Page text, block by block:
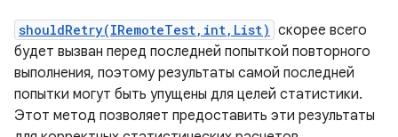
shouldRetry(IRemoteTest,int,List) скорее всего
будет вызван перед последней попыткой повторного
выполнения, поэтому результаты самой последней
попытки могут быть упущены для целей статистики.
Этот метод позволяет предоставить эти результаты